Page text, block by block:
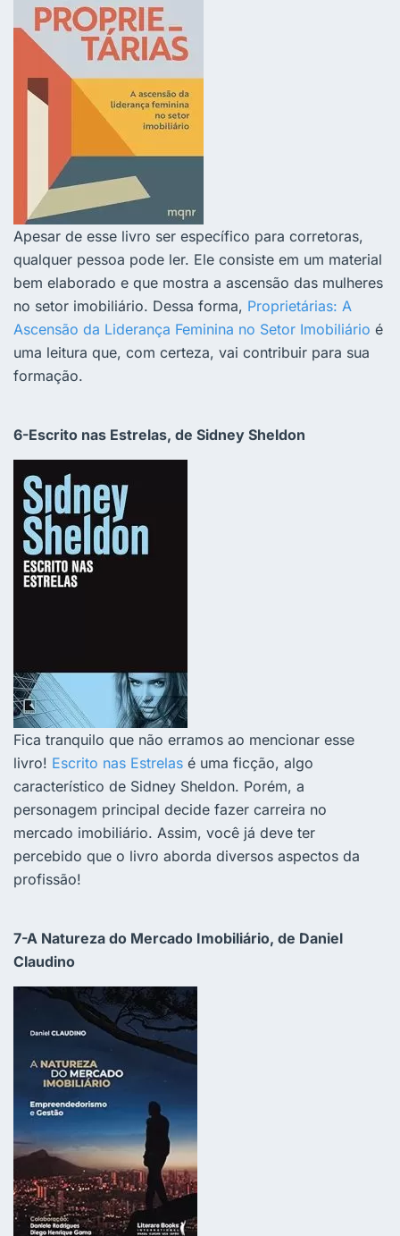
Apesar de esse livro ser específico para corretoras,
qualquer pessoa pode ler. Ele consiste em um material
bem elaborado e que mostra a ascensão das mulheres
no setor imobiliário. Dessa forma, Proprietárias: A
Ascensão da Liderança Feminina no Setor Imobiliário é
uma leitura que, com certeza, vai contribuir para sua
formação.
6-Escrito nas Estrelas, de Sidney Sheldon
Fica tranquilo que não erramos ao mencionar esse
livro! Escrito nas Estrelas é uma ficção, algo
característico de Sidney Sheldon. Porém, a
personagem principal decide fazer carreira no
mercado imobiliário. Assim, você já deve ter
percebido que o livro aborda diversos aspectos da
profissão!
7-A Natureza do Mercado Imobiliário, de Daniel
Claudino